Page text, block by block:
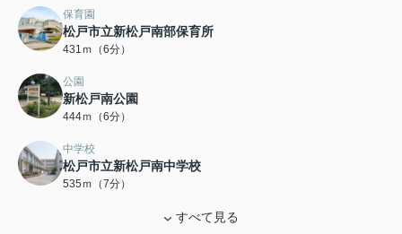
保育園
松戸市立新松戸南部保育所
431ｍ（6分）
公園
新松戸南公園
444ｍ（6分）
中学校
松戸市立新松戸南中学校
535ｍ（7分）
すべて見る